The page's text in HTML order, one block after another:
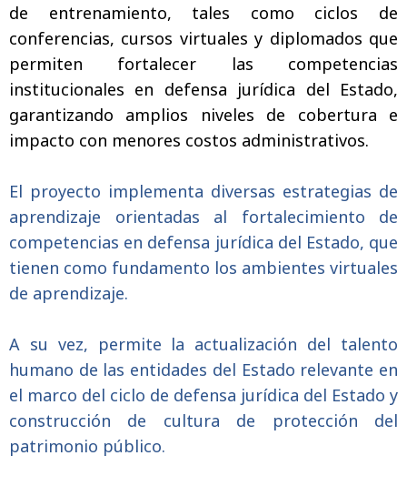
de entrenamiento, tales como ciclos de
conferencias, cursos virtuales y diplomados que
permiten fortalecer las competencias
institucionales en defensa jurídica del Estado,
garantizando amplios niveles de cobertura e
impacto con menores costos administrativos.
El proyecto implementa diversas estrategias de
aprendizaje orientadas al fortalecimiento de
competencias en defensa jurídica del Estado, que
tienen como fundamento los ambientes virtuales
de aprendizaje.
A su vez, permite la actualización del talento
humano de las entidades del Estado relevante en
el marco del ciclo de defensa jurídica del Estado y
construcción de cultura de protección del
patrimonio público.